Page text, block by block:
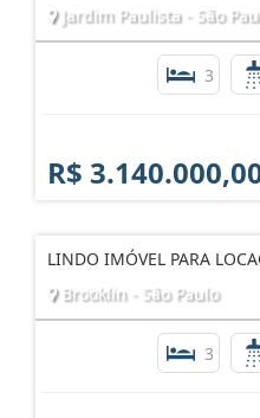
Jardim Paulista - São
3
R$
LINDO IMÓVEL PARA
Brooklin - São Paulo
3